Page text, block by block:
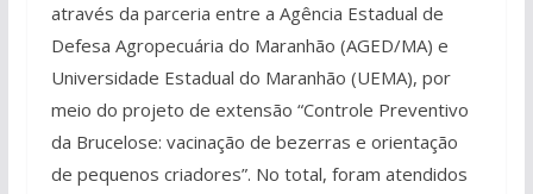
através da parceria entre a Agência Estadual de
Defesa Agropecuária do Maranhão (AGED/MA) e
Universidade Estadual do Maranhão (UEMA), por
meio do projeto de extensão “Controle Preventivo
da Brucelose: vacinação de bezerras e orientação
de pequenos criadores”. No total, foram atendidos